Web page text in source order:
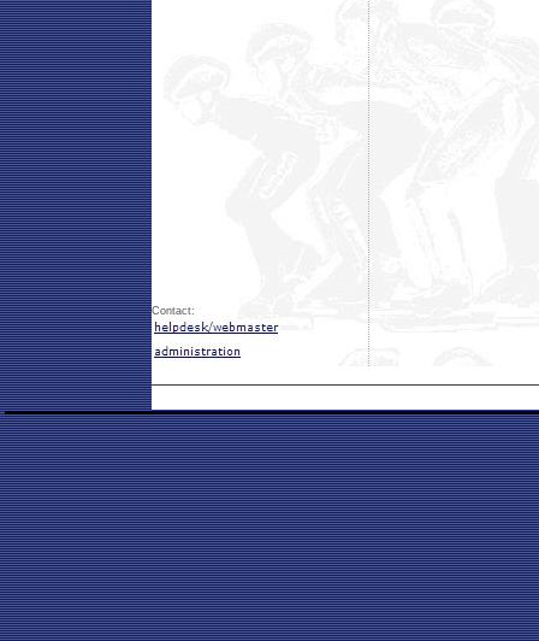
Contact: